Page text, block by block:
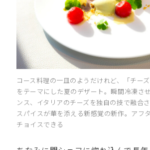
コース料理の一皿のようだけれど、「チー
をテーマにした夏のデザート。瞬間冷凍さ
ンス、イタリアのチーズを独自の技で融合
スパイスが華を添える新感覚の新作。アフ
チョイスできる